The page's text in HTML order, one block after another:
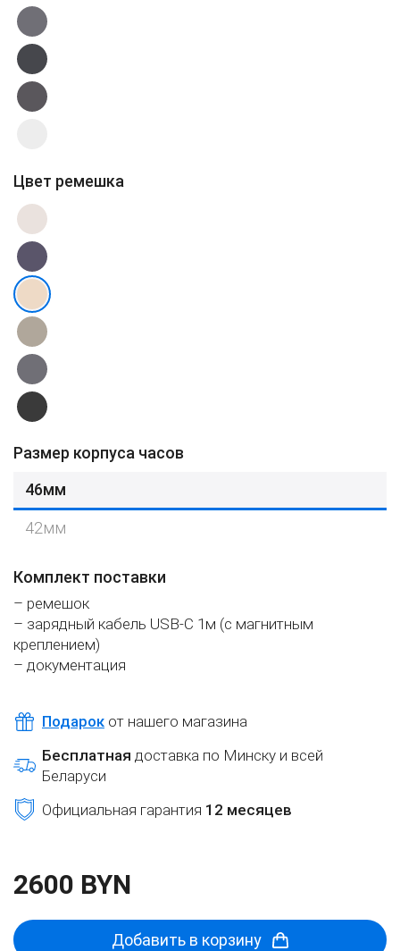
Цвет ремешка
Размер корпуса часов
46мм
42мм
Комплект поставки
– ремешок
– зарядный кабель USB-C 1м (с магнитным
креплением)
– документация
Подарок от нашего магазина
Бесплатная доставка по Минску и всей
Беларуси
Официальная гарантия 12 месяцев
2600 BYN
Добавить в корзину